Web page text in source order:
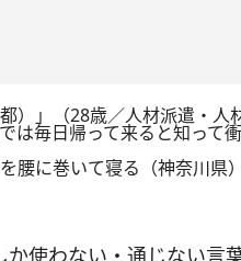
）」（28歳／人材派遣・人
は毎日帰って来ると知って
腰に巻いて寝る（神奈川県
使わない・通じない言